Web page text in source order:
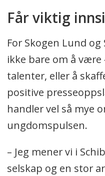
Får viktig
For Skogen Lund
ikke bare om å være
talenter, eller å
positive
handler vel så mye
ungdomspulsen.
– Jeg mener vi i
selskap og en stor